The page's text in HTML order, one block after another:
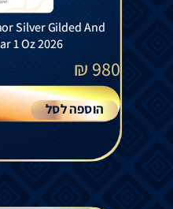
Silver Gilded And
1 Oz 2026
980
₪
הוספה לסל